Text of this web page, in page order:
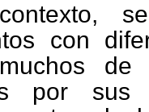
con
de
por sus